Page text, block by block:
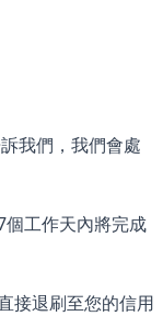
我們，我們會處
工作天內將完成
接退刷至您的信用